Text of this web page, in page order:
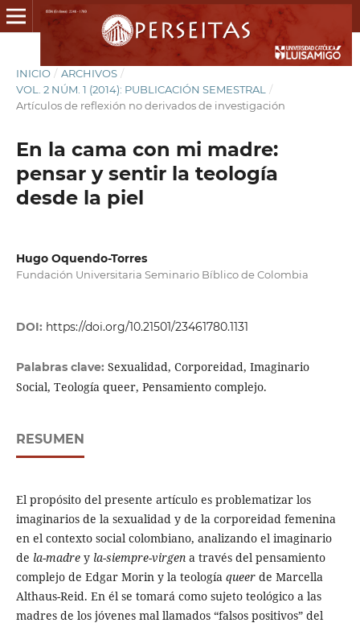
INICIO / ARCHIVOS /
VOL. 2 NÚM. 1 (2014): PUBLICACIÓN SEMESTRAL
/
Artículos de reflexión no derivados de investigación
En la cama con mi madre:
pensar y sentir la teología
desde la piel
Hugo Oquendo-Torres
Fundación Universitaria Seminario Bíblico de Colombia
DOI: https://doi.org/10.21501/23461780.1131
Palabras clave: Sexualidad, Corporeidad, Imaginario
Social, Teología queer, Pensamiento complejo.
RESUMEN
El propósito del presente artículo es problematizar los
imaginarios de la sexualidad y de la corporeidad femenina
en el contexto social colombiano, analizando el imaginario
de la-madre y la-siempre-virgen a través del pensamiento
complejo de Edgar Morin y la teología queer de Marcella
Althaus-Reid. En él se tomará como sujeto teológico a las
madres de los jóvenes mal llamados “falsos positivos” del